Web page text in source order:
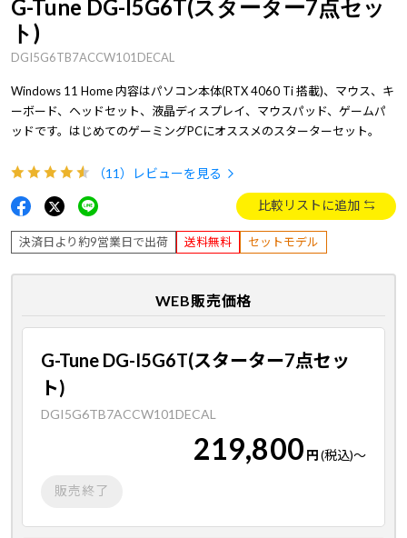
G-Tune DG-I5G6T(スターター7点セッ
ト)
DGI5G6TB7ACCW101DECAL
Windows 11 Home 内容はパソコン本体(RTX 4060 Ti 搭載)、マウス、キ
ーボード、ヘッドセット、液晶ディスプレイ、マウスパッド、ゲームパ
ッドです。はじめてのゲーミングPCにオススメのスターターセット。
（11） レビューを見る
比較リストに追加
決済日より約9営業日で出荷 送料無料 セットモデル
WEB販売価格
G-Tune DG-I5G6T(スターター7点セッ
ト)
DGI5G6TB7ACCW101DECAL
219,800 円(税込)～
販売終了